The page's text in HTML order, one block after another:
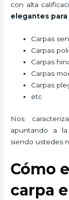
con alta
elegantes
Carpas
Carpas
Carpas
Carpas
Carpas
etc
Nos
apuntando a
siendo ustedes
Cómo
carpa